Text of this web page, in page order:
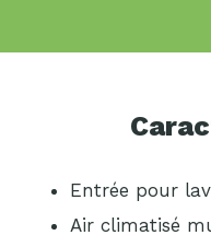
Entrée pour
Air climatisé